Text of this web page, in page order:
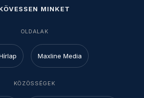
MINKET
OLDALAK
Maxline Media
KÖZÖSSÉGEK